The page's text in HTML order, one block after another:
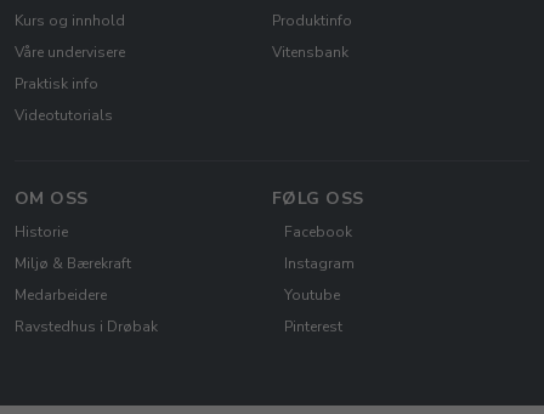
Kurs og innhold
Våre undervisere
Praktisk info
Videotutorials
Produktinfo
Vitensbank
OM OSS
Historie
Miljø & Bærekraft
Medarbeidere
Ravstedhus i Drøbak
FØLG OSS
Facebook
Instagram
Youtube
Pinterest